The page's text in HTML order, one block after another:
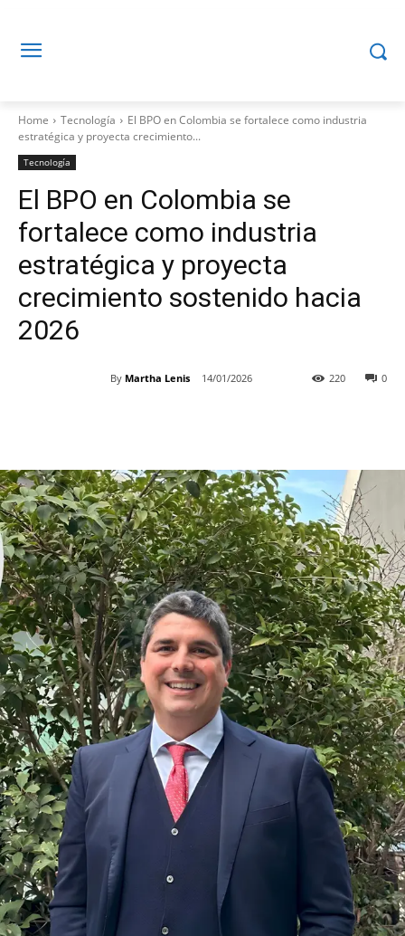
Home Tecnología
El BPO en Colombia se fortalece como industria
estratégica y proyecta crecimiento...
Tecnología
El BPO en Colombia se
fortalece como industria
estratégica y proyecta
crecimiento sostenido hacia
2026
By Martha Lenis 14/01/2026 0
220